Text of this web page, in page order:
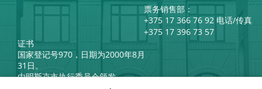
票务销售部：
+375 17 366 76 92 电话/传真
+375 17 396 73 57
证书
国家登记号970，日期为2000年8月
31日。
由明斯克市执行委员会颁发。